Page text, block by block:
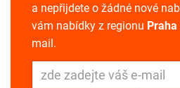
a nepřijdete o žádné nové
vám nabídky z regionu
mail.